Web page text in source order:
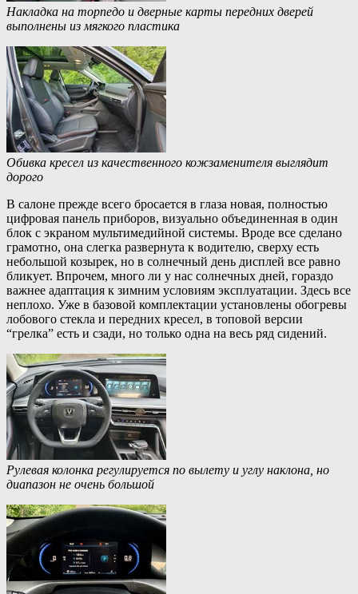
Накладка на торпедо и дверные карты передних дверей
выполнены из мягкого пластика
Обивка кресел из качественного кожзаменителя выглядит
дорого
В салоне прежде всего бросается в глаза новая, полностью
цифровая панель приборов, визуально объединенная в один
блок с экраном мультимедийной системы. Вроде все сделано
грамотно, она слегка развернута к водителю, сверху есть
небольшой козырек, но в солнечный день дисплей все равно
бликует. Впрочем, много ли у нас солнечных дней, гораздо
важнее адаптация к зимним условиям эксплуатации. Здесь все
неплохо. Уже в базовой комплектации установлены обогревы
лобового стекла и передних кресел, в топовой версии
“грелка” есть и сзади, но только одна на весь ряд сидений.
Рулевая колонка регулируется по вылету и углу наклона, но
диапазон не очень большой